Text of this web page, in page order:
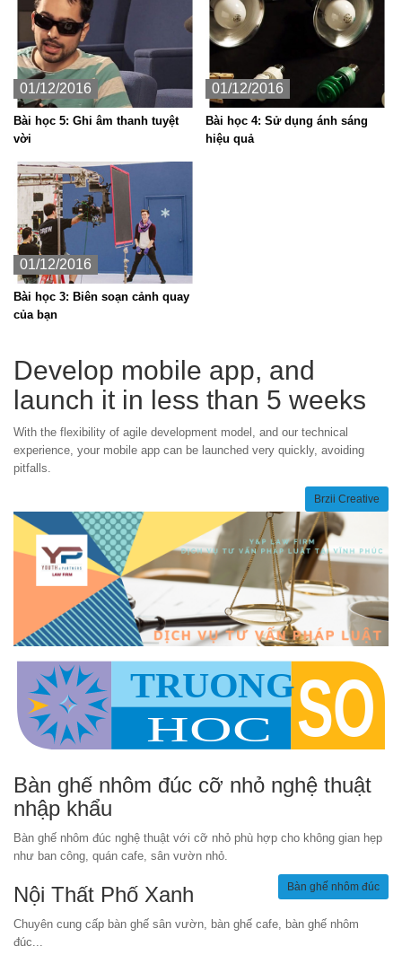
01/12/2016
Bài học 5: Ghi âm thanh tuyệt
vời
01/12/2016
Bài học 4: Sử dụng ánh sáng
hiệu quả
01/12/2016
Bài học 3: Biên soạn cảnh quay
của bạn
Develop mobile app, and
launch it in less than 5 weeks
With the flexibility of agile development model, and our technical
experience, your mobile app can be launched very quickly, avoiding
pitfalls.
Brzii Creative
Bàn ghế nhôm đúc cỡ nhỏ nghệ thuật
nhập khẩu
Bàn ghế nhôm đúc nghệ thuật với cỡ nhỏ phù hợp cho không gian hẹp
như ban công, quán cafe, sân vườn nhỏ.
Bàn ghế nhôm đúc
Nội Thất Phố Xanh
Chuyên cung cấp bàn ghế sân vườn, bàn ghế cafe, bàn ghế nhôm
đúc...